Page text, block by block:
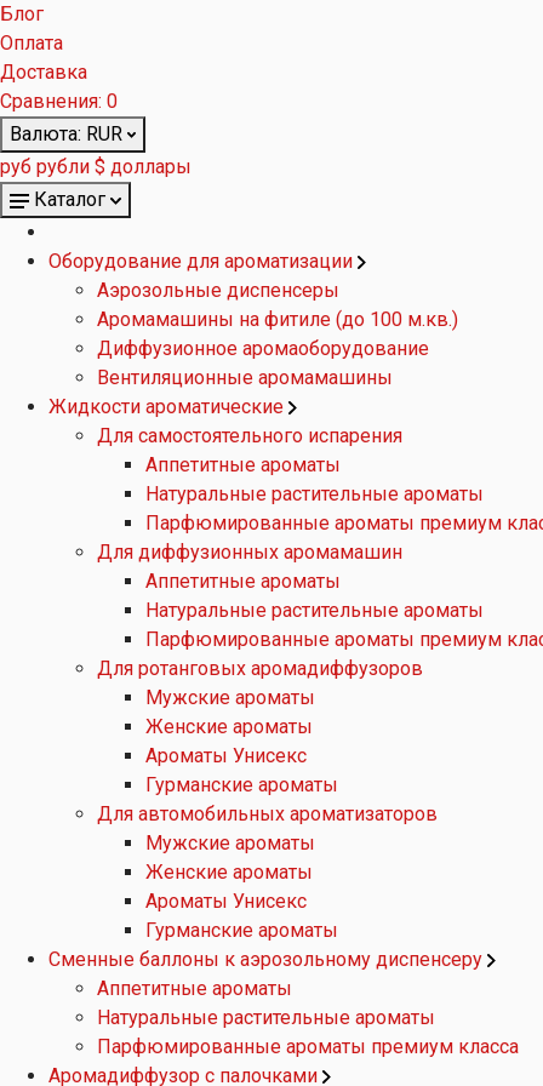
Блог
Оплата
Доставка
Сравнения: 0
Валюта: RUR
руб рубли $ доллары
Каталог
Оборудование для ароматизации
Аэрозольные диспенсеры
Аромамашины на фитиле (до 100 м.кв.)
Диффузионное аромаоборудование
Вентиляционные аромамашины
Жидкости ароматические
Для самостоятельного испарения
Аппетитные ароматы
Натуральные растительные ароматы
Парфюмированные ароматы премиум
Для диффузионных аромамашин
Аппетитные ароматы
Натуральные растительные ароматы
Парфюмированные ароматы премиум
Для ротанговых аромадиффузоров
Мужские ароматы
Женские ароматы
Ароматы Унисекс
Гурманские ароматы
Для автомобильных ароматизаторов
Мужские ароматы
Женские ароматы
Ароматы Унисекс
Гурманские ароматы
Сменные баллоны к аэрозольному диспенсеру
Аппетитные ароматы
Натуральные растительные ароматы
Парфюмированные ароматы премиум класса
Аромадиффузор с палочками